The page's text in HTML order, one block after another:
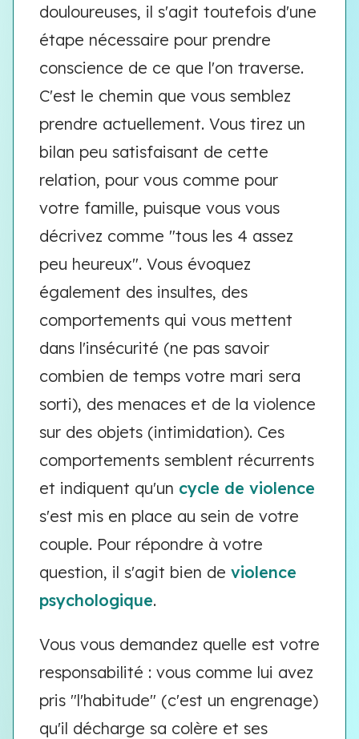
douloureuses, il s'agit toutefois d'une
étape nécessaire pour prendre
conscience de ce que l'on traverse.
C'est le chemin que vous semblez
prendre actuellement. Vous tirez un
bilan peu satisfaisant de cette
relation, pour vous comme pour
votre famille, puisque vous vous
décrivez comme "tous les 4 assez
peu heureux". Vous évoquez
également des insultes, des
comportements qui vous mettent
dans l'insécurité (ne pas savoir
combien de temps votre mari sera
sorti), des menaces et de la violence
sur des objets (intimidation). Ces
comportements semblent récurrents
et indiquent qu'un cycle de violence
s'est mis en place au sein de votre
couple. Pour répondre à votre
question, il s'agit bien de violence
psychologique.
Vous vous demandez quelle est votre
responsabilité : vous comme lui avez
pris "l'habitude" (c'est un engrenage)
qu'il décharge sa colère et ses